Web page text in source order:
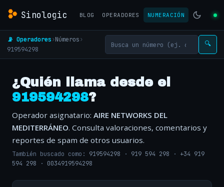
Sinologic BLOG OPERADORES NUMERACIÓN
📡 Operadores›Números›
919594298
🔍
¿Quién llama desde el
919594298?
Operador asignatario: AIRE NETWORKS DEL
MEDITERRÁNEO. Consulta valoraciones, comentarios y
reportes de spam de otros usuarios.
También buscado como: 919594298 · 919 594 298 · +34 919
594 298 · 0034919594298